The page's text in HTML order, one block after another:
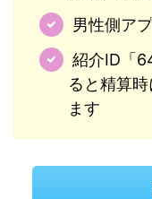
男性側ア
紹介ID「
ると精算
ます